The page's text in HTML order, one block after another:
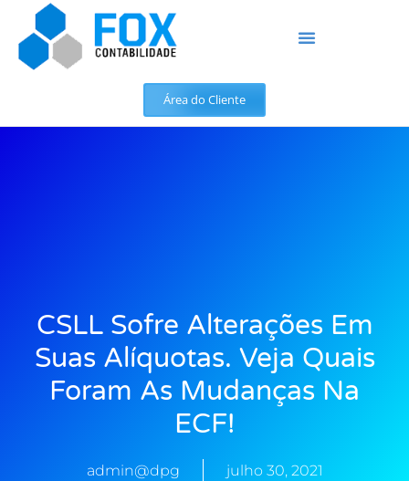
Área do Cliente
CSLL Sofre Alterações Em
Suas Alíquotas. Veja Quais
Foram As Mudanças Na
ECF!
admin@dpg julho 30, 2021